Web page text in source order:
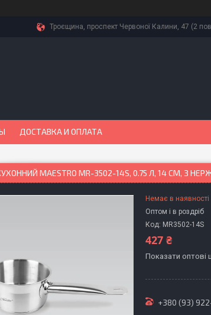
Троєщина, проспект Червоної Калини, 47 (2
ДОСТАВКА И ОПЛАТА
MAESTRO MR-3502-14S, 0.75 Л, 14 СМ, З
Немає в наявності
Оптом і в роздріб
Код: MR3502-14S
427 ₴
Показати оптові
+380 (93)